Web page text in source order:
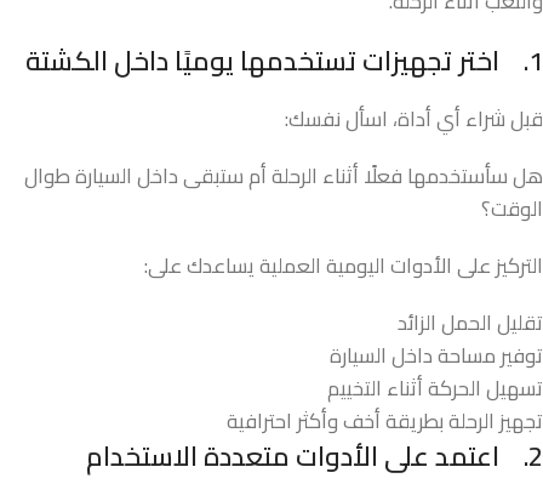
1. اختر تجهيزات تستخدمها يوميًا داخل الكشتة
قبل شراء أي أداة، اسأل نفسك:
هل سأستخدمها فعلًا أثناء الرحلة أم ستبقى داخل السيارة طوال
الوقت؟
التركيز على الأدوات اليومية العملية يساعدك على:
تقليل الحمل الزائد
توفير مساحة داخل السيارة
تسهيل الحركة أثناء التخييم
تجهيز الرحلة بطريقة أخف وأكثر احترافية
2. اعتمد على الأدوات متعددة الاستخدام